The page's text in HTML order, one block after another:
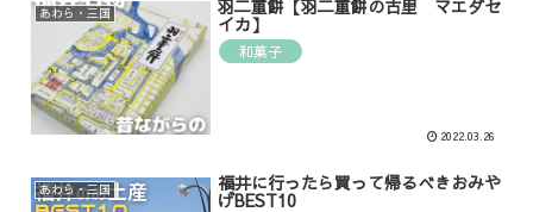
あわら・三国 羽二重餅【羽二重餅の古里 マエダセ
イカ】
和菓子
2022.03.26
あわら・三国 福井に行ったら買って帰るべきおみや
げBEST10